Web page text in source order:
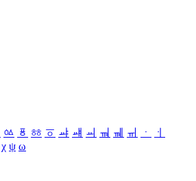
ㆃ ㆄ ㆅ ㆆ ㆇ ㆈ ㆉ ㆊ ㆋ ㆌ ㆍ
ㆎ
χ ψ ω